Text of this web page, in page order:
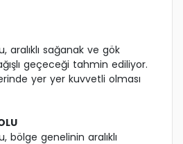
aralıklı sağanak ve gök
geçeceği tahmin ediliyor.
yer yer kuvvetli olması
bölge genelinin aralıklı